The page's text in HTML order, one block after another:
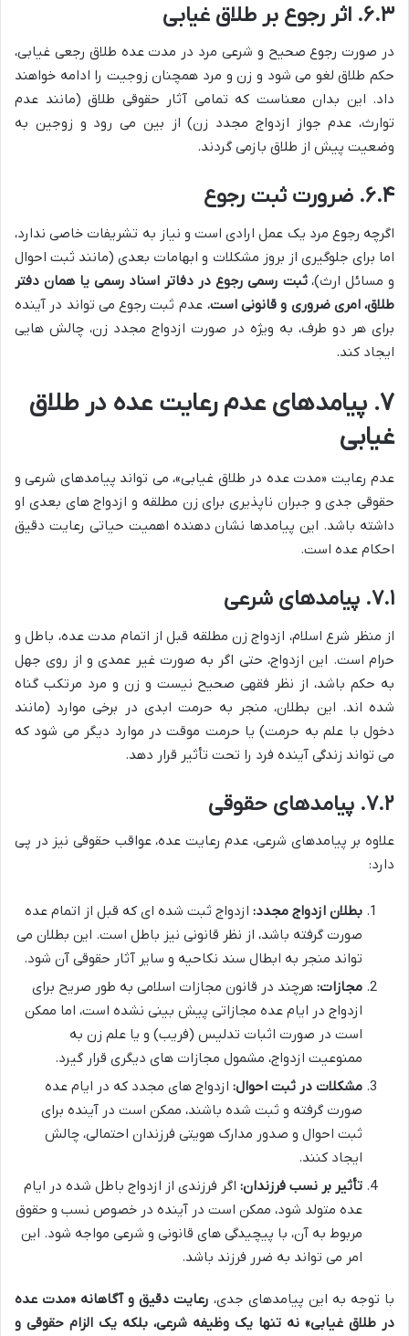
۶.۳. اثر رجوع بر طلاق غیابی
در صورت رجوع صحیح و شرعی مرد در مدت عده طلاق رجعی غیابی،
حکم طلاق لغو می شود و زن و مرد همچنان زوجیت را ادامه خواهند
داد. این بدان معناست که تمامی آثار حقوقی طلاق (مانند عدم
توارث، عدم جواز ازدواج مجدد زن) از بین می رود و زوجین به
وضعیت پیش از طلاق بازمی گردند.
۶.۴. ضرورت ثبت رجوع
اگرچه رجوع مرد یک عمل ارادی است و نیاز به تشریفات خاصی ندارد،
اما برای جلوگیری از بروز مشکلات و ابهامات بعدی (مانند ثبت احوال
و مسائل ارث)،ثبت رسمی رجوع در دفاتر اسناد رسمی یا همان دفتر
طلاق، امری ضروری و قانونی است. عدم ثبت رجوع می تواند در آینده
برای هر دو طرف، به ویژه در صورت ازدواج مجدد زن، چالش هایی
ایجاد کند.
۷. پیامدهای عدم رعایت عده در طلاق
غیابی
عدم رعایت «مدت عده در طلاق غیابی»، می تواند پیامدهای شرعی و
حقوقی جدی و جبران ناپذیری برای زن مطلقه و ازدواج های بعدی او
داشته باشد. این پیامدها نشان دهنده اهمیت حیاتی رعایت دقیق
احکام عده است.
۷.۱. پیامدهای شرعی
از منظر شرع اسلام، ازدواج زن مطلقه قبل از اتمام مدت عده، باطل و
حرام است. این ازدواج، حتی اگر به صورت غیر عمدی و از روی جهل
به حکم باشد، از نظر فقهی صحیح نیست و زن و مرد مرتکب گناه
شده اند. این بطلان، منجر به حرمت ابدی در برخی موارد (مانند
دخول با علم به حرمت) یا حرمت موقت در موارد دیگر می شود که
می تواند زندگی آینده فرد را تحت تأثیر قرار دهد.
۷.۲. پیامدهای حقوقی
علاوه بر پیامدهای شرعی، عدم رعایت عده، عواقب حقوقی نیز در پی
دارد:
بطلان ازدواج مجدد: ازدواج ثبت شده ای که قبل از اتمام عده
صورت گرفته باشد، از نظر قانونی نیز باطل است. این بطلان می
تواند منجر به ابطال سند نکاحیه و سایر آثار حقوقی آن شود.
مجازات: هرچند در قانون مجازات اسلامی به طور صریح برای
ازدواج در ایام عده مجازاتی پیش بینی نشده است، اما ممکن
است در صورت اثبات تدلیس (فریب) و یا علم زن به
ممنوعیت ازدواج، مشمول مجازات های دیگری قرار گیرد.
مشکلات در ثبت احوال: ازدواج های مجدد که در ایام عده
صورت گرفته و ثبت شده باشند، ممکن است در آینده برای
ثبت احوال و صدور مدارک هویتی فرزندان احتمالی، چالش
ایجاد کنند.
تأثیر بر نسب فرزندان: اگر فرزندی از ازدواج باطل شده در ایام
عده متولد شود، ممکن است در آینده در خصوص نسب و حقوق
مربوط به آن، با پیچیدگی های قانونی و شرعی مواجه شود. این
امر می تواند به ضرر فرزند باشد.
با توجه به این پیامدهای جدی، رعایت دقیق و آگاهانه «مدت عده
در طلاق غیابی» نه تنها یک وظیفه شرعی، بلکه یک الزام حقوقی و